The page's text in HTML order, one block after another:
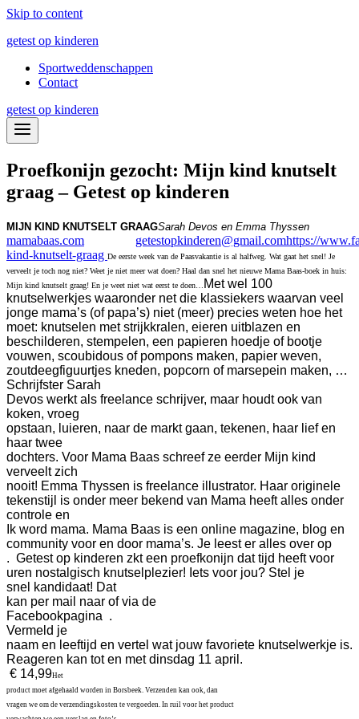
Skip to content
getest op kinderen
Sportweddenschappen
Contact
getest op kinderen
Proefkonijn gezocht: Mijn kind knutselt
graag – Getest op kinderen
MIJN KIND KNUTSELT GRAAGSarah Devos en Emma Thyssen
mamabaas.com getestopkinderen@gmail.comhttps://
kind-knutselt-graag De eerste week van de Paasvakantie is al halfweg. Wat gaat het snel! Je
verveelt je toch nog niet? Weet je niet meer wat doen? Haal dan snel het nieuwe Mama Baas-boek in huis:
Mijn kind knutselt graag! En je weet niet wat eerst te doen…
Met wel 100
knutselwerkjes waaronder net die klassiekers waarvan veel
jonge mama’s (of papa’s) niet (meer) precies weten hoe het
moet: knutselen met strijkkralen, eieren uitblazen en
beschilderen, stempelen, een papieren hoedje of bootje
vouwen, scoubidous of pompons maken, papier weven,
zoutdeegfiguurtjes kneden, popcorn of marsepein maken, …
Schrijfster Sarah
Devos werkt als freelance schrijver, maar houdt ook van
koken, vroeg
opstaan, luieren, naar de markt gaan, tekenen, haar lief en
haar twee
dochters. Voor Mama Baas schreef ze eerder Mijn kind
verveelt zich
nooit! Emma Thyssen is freelance illustrator. Haar originele
tekenstijl is onder meer bekend van Mama heeft alles onder
controle en
Ik word mama. Mama Baas is een online magazine, blog en
community voor en door mama’s. Je leest er alles over op
. Getest op kinderen zkt een proefkonijn dat tijd heeft voor
uren nostalgisch knutselplezier! Iets voor jou? Stel je
snel kandidaat! Dat
kan per mail naar of via de
Facebookpagina .
Vermeld je
naam en leeftijd en vertel wat jouw favoriete knutselwerkje is.
Reageren kan tot en met dinsdag 11 april.
€ 14,99Het
product moet afgehaald worden in Borsbeek. Verzenden kan ook, dan
vragen we om de verzendingskosten te vergoeden. In ruil voor het product